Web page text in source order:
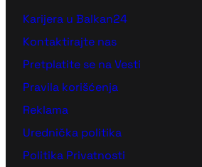
Karijera u Balkan24
Kontaktirajte nas
Pretplatite se na Vesti
Pravila korišćenja
Reklama
Urednička politika
Politika Privatnosti